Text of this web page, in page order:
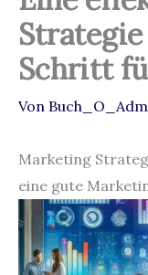
Schritt
Von
Marketing
eine gute